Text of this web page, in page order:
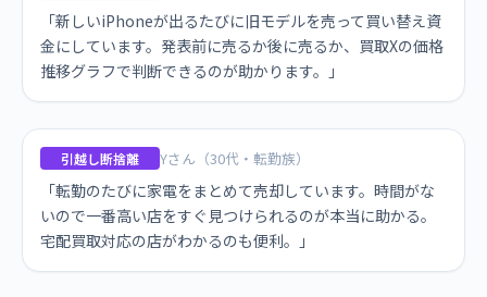
「新しいiPhoneが出るたびに旧モデルを売って買い替え資
金にしています。発表前に売るか後に売るか、買取Xの価格
推移グラフで判断できるのが助かります。」
引越し断捨離 Yさん（30代・転勤族）
「転勤のたびに家電をまとめて売却しています。時間がな
いので一番高い店をすぐ見つけられるのが本当に助かる。
宅配買取対応の店がわかるのも便利。」